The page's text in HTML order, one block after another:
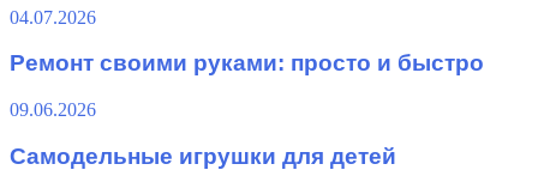
04.07.2026
Ремонт своими руками: просто и быстро
09.06.2026
Самодельные игрушки для детей